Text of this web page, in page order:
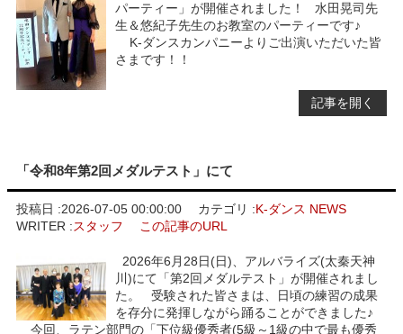
パーティー」が開催されました！ 水田晃司先
生＆悠紀子先生のお教室のパーティーです♪
K-ダンスカンパニーよりご出演いただいた皆
さまです！！
記事を開く
「令和8年第2回メダルテスト」にて
投稿日 :2026-07-05 00:00:00 カテゴリ :K-ダンス NEWS
WRITER :スタッフ この記事のURL
2026年6月28日(日)、アルバライズ(太秦天神
川)にて「第2回メダルテスト」が開催されまし
た。 受験された皆さまは、日頃の練習の成果
を存分に発揮しながら踊ることができました♪
今回、ラテン部門の「下位級優秀者(5級～1級の中で最も優秀